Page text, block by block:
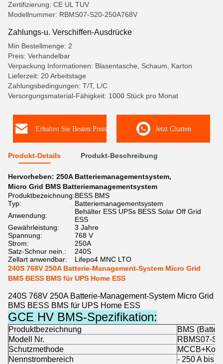
Zertifizierung: CE UL TUV
Modellnummer: RBMS07-S20-250A768V
Zahlungs-u. Verschiffen-Ausdrücke
Min Bestellmenge: 2
Preis: Verhandelbar
Verpackung Informationen: Blasentasche, Schaum, Karton
Lieferzeit: 20 Arbeitstage
Zahlungsbedingungen: T/T, L/C
Versorgungsmaterial-Fähigkeit: 1000 Stück pro Monat
Erhalten Sie Besten Preis Jetzt Chatten
Produkt-Details Produkt-Beschreibung
Hervorheben: 250A Batteriemanagementsystem,
Micro Grid BMS Batteriemanagementsystem
Produktbezeichnung:BESS BMS
Typ:
Batteriemanagementsystem
Anwendung:
Behälter ESS UPSs BESS Solar Off Grid
ESS
Gewährleistung:
3 Jahre
Spannung:
768 V
Strom:
250A
Satz-Schnur nein.:
240S
Zellart anwendbar:
Lifepo4 MNC LTO
240S 768V 250A Batterie-Management-System Micro Grid
BMS BESS BMS für UPS Home ESS
240S 768V 250A Batterie-Management-System Micro Grid
BMS BESS BMS für UPS Home ESS
GCE HV BMS-Spezifikation:
Produktbezeichnung
BMS
Modell Nr.
RBMS07-
Schutzmethode
Nennstrombereich
- 250 A bis